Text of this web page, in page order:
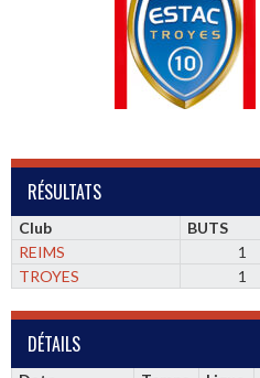
RÉSULTATS
Club BUTS
REIMS
1
TROYES
1
DÉTAILS